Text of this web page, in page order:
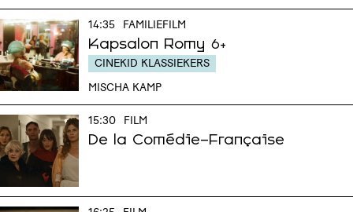
14:35 FAMILIEFILM
Kapsalon Romy 6+
CINEKID KLASSIEKERS
MISCHA KAMP
15:30 FILM
De la Comédie-Française